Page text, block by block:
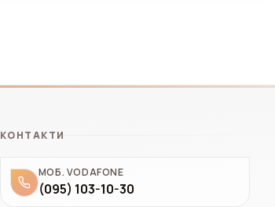
КОНТАКТИ
МОБ. VODAFONE
(095) 103-10-30